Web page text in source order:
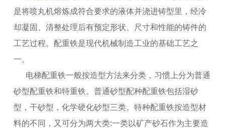
是将喷丸机熔炼成符合要求的液体并浇进铸型里，经冷
却凝固、清整处理后有预定形状、尺寸和性能的铸件的
工艺过程。配重铁是现代机械制造工业的基础工艺之
一。
电梯配重铁一般按造型方法来分类，习惯上分为普通
砂型配重铁和特重铁。普通砂型配种配重铁包括湿砂
型，干砂型，化学硬化砂型三类。特种配重铁按造型材
料的不同，又可分为两大类:一类以矿产砂石作为主要造